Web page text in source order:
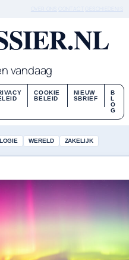
vandaag
COOKIE
BELEID
NIEUW
SBRIEF
B
L
O
G
WERELD ZAKELIJK